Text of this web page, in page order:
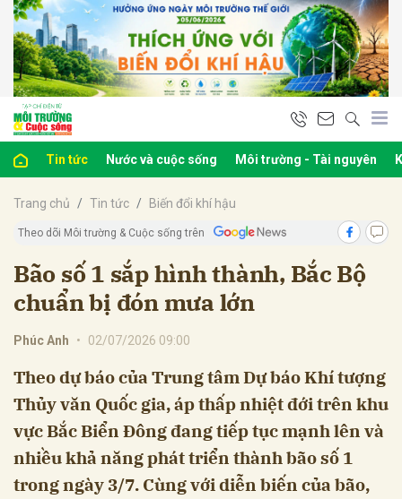
Tin tức Nước và cuộc sống Môi trường - Tài nguyên
Trang chủ Tin tức Biến đổi khí hậu
Theo dõi Môi trường & Cuộc sống trên
Bão số 1 sắp hình thành, Bắc Bộ
chuẩn bị đón mưa lớn
Phúc Anh • 02/07/2026 09:00
Theo dự báo của Trung tâm Dự báo Khí tượng
Thủy văn Quốc gia, áp thấp nhiệt đới trên khu
vực Bắc Biển Đông đang tiếp tục mạnh lên và
nhiều khả năng phát triển thành bão số 1
trong ngày 3/7. Cùng với diễn biến của bão,
luận